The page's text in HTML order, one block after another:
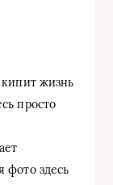
жизнь
просто
фото здесь